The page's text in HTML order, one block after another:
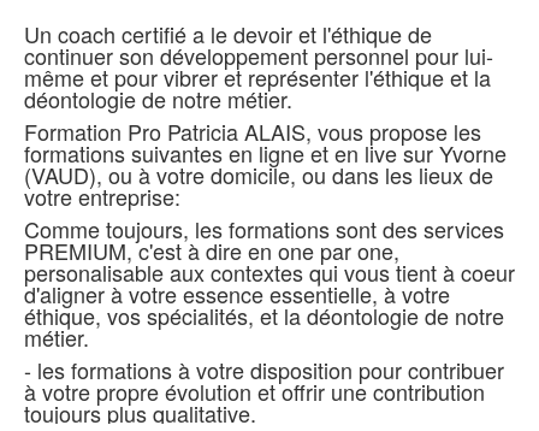
Un coach certifié a le devoir et l'éthique de
continuer son développement personnel pour lui-
même et pour vibrer et représenter l'éthique et la
déontologie de notre métier.
Formation Pro Patricia ALAIS, vous propose les
formations suivantes en ligne et en live sur Yvorne
(VAUD), ou à votre domicile, ou dans les lieux de
votre entreprise:
Comme toujours, les formations sont des services
PREMIUM, c'est à dire en one par one,
personalisable aux contextes qui vous tient à coeur
d'aligner à votre essence essentielle, à votre
éthique, vos spécialités, et la déontologie de notre
métier.
- les formations à votre disposition pour contribuer
à votre propre évolution et offrir une contribution
toujours plus qualitative.